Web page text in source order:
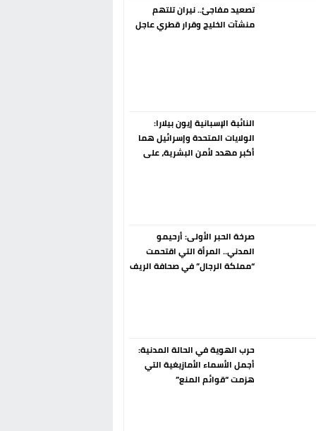
تصعيد مفاجئ.. نيران تلتهم
منشآت الخليج وقرار قطري عاجل
النائبة الإسبانية إيون بيلارا:
الولايات المتحدة وإسرائيل هما
أكبر مهدد لأمن البشرية، على
صرخة الحبر الأولى: أرحيمو
المدني.. المرأة التي اقتحمت
“مملكة الرجال” في صحافة الريف
حرب الهوية في الحالة المدنية:
أجمل الأسماء الأمازيغية التي
هزمت “قوائم المنع”